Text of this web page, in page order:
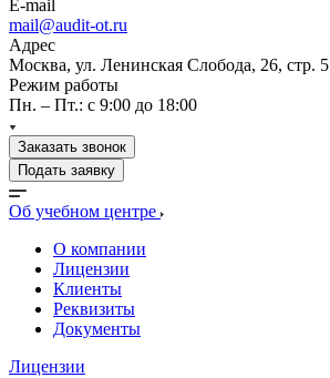
E-mail
mail@audit-ot.ru
Адрес
Москва, ул. Ленинская Слобода, 26, стр. 5
Режим работы
Пн. – Пт.: с 9:00 до 18:00
Заказать звонок
Подать заявку
Об учебном центре
О компании
Лицензии
Клиенты
Реквизиты
Документы
Лицензии